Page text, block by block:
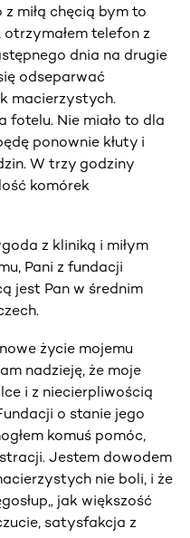
miłą chęcią bym to
otrzymałem telefon z
dnia na drugie
odseparwać
macierzystych.
fotelu. Nie miało to dla
ponownie kłuty i
W trzy godziny
komórek
z kliniką i miłym
Pani z fundacji
jest Pan w średnim
życie mojemu
nadzieję, że moje
i z niecierpliwością
o stanie jego
komuś pomóc,
Jestem dowodem
nie boli, i że
jak większość
satysfakcja z